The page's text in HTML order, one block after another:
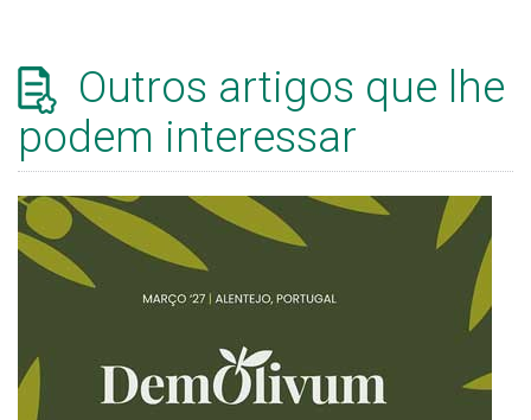
Outros artigos que lhe
podem interessar